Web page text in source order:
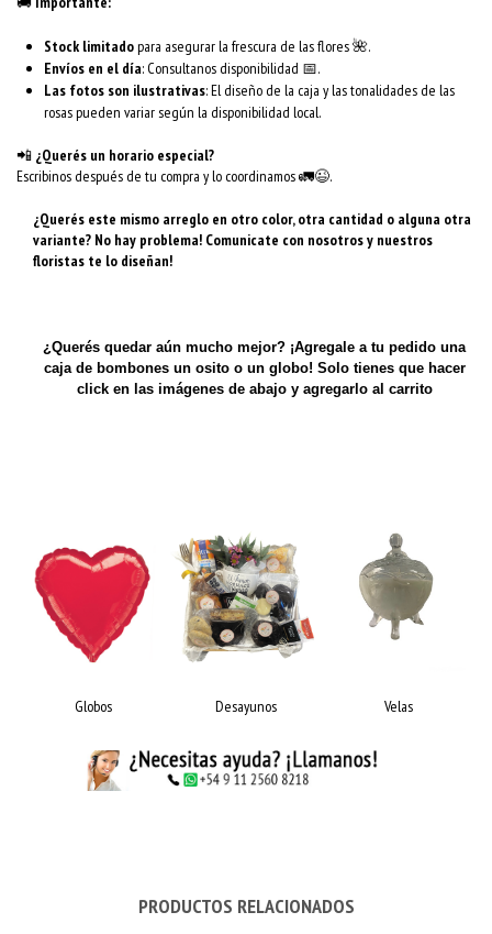
Stock limitadopara asegurar la frescura de las flores 🌺.
Envíos en el día: Consultanos disponibilidad 📅.
Las fotos son ilustrativas: El diseño de la caja y las tonalidades de las
rosas pueden variar según la disponibilidad local.
📲 ¿Querés un horario especial?
Escribinos después de tu compra y lo coordinamos 🚛😉.
¿Querés este mismo arreglo en otro color, otra cantidad o alguna otra
variante? No hay problema! Comunicate con nosotros y nuestros
floristas te lo diseñan!
¿Querés quedar aún mucho mejor? ¡Agregale a tu pedido una
caja de bombones un osito o un globo! Solo tienes que hacer
click en las imágenes de abajo y agregarlo al carrito
Globos Desayunos Velas
PRODUCTOS RELACIONADOS